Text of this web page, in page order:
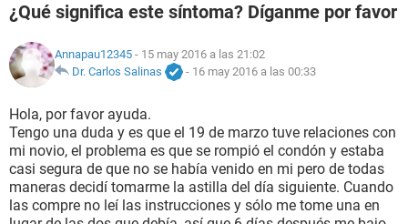
FAMILIA
NUTRICIÓN
BIENESTAR
SEXUALIDAD
GLOSARIO
¿Qué significa este síntoma? Díganme por favor
Annapau12345 - 15 may 2016 a las 21:02
Dr. Carlos Salinas
- 16 may 2016 a las 00:33
Hola, por favor ayuda.
Tengo una duda y es que el 19 de marzo tuve relaciones con
mi novio, el problema es que se rompió el condón y estaba
casi segura de que no se había venido en mi pero de todas
maneras decidí tomarme la astilla del día siguiente. Cuando
las compre no leí las instrucciones y sólo me tome una en